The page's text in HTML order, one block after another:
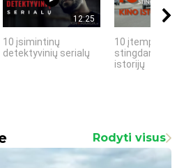
12:25
10 įsimintinų
detektyvinių serialų
10 įtemptų,
stingdančių
istorijų
Rodyti visus